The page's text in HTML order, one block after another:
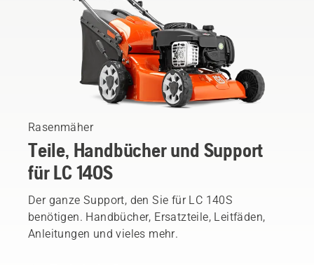
Rasenmäher
Teile, Handbücher und Support
für LC 140S
Der ganze Support, den Sie für LC 140S
benötigen. Handbücher, Ersatzteile, Leitfäden,
Anleitungen und vieles mehr.